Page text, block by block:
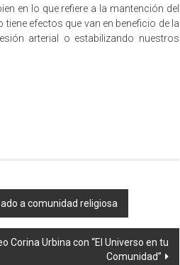
en lo que refiere a la mantención del
efectos que van en beneficio de la
arterial o estabilizando nuestros
a comunidad religiosa
Corina Urbina con “El Universo en tu
Comunidad”